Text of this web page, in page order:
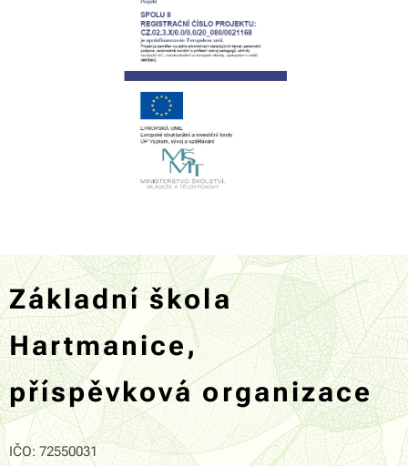
Základní škola
Hartmanice,
příspěvková organizace
IČO: 72550031